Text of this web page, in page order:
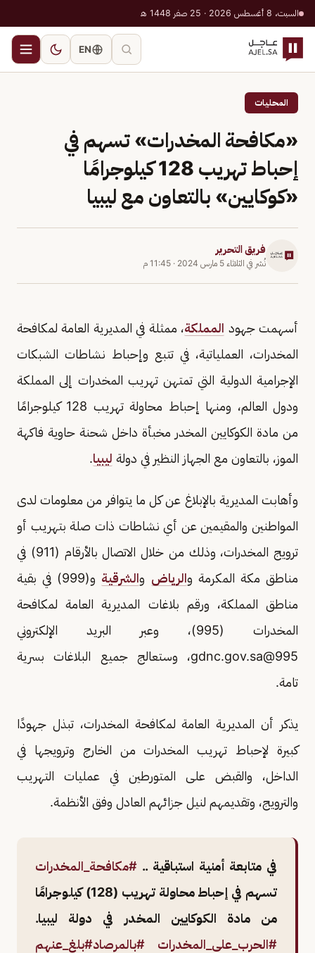
السبت، 8 أغسطس 2026 · 25 صفر 1448 هـ
EN
المحليات
«مكافحة المخدرات» تسهم في
إحباط تهريب 128 كيلوجرامًا
«كوكايين» بالتعاون مع ليبيا
فريق التحرير
نُشر في الثلاثاء 5 مارس 2024 · 11:45 م
أسهمت جهود المملكة، ممثلة في المديرية العامة لمكافحة
المخدرات، العملياتية، في تتبع وإحباط نشاطات الشبكات
الإجرامية الدولية التي تمتهن تهريب المخدرات إلى المملكة
ودول العالم، ومنها إحباط محاولة تهريب 128 كيلوجرامًا
من مادة الكوكايين المخدر مخبأة داخل شحنة حاوية فاكهة
الموز، بالتعاون مع الجهاز النظير في دولة ليبيا.
وأهابت المديرية بالإبلاغ عن كل ما يتوافر من معلومات لدى
المواطنين والمقيمين عن أي نشاطات ذات صلة بتهريب أو
ترويج المخدرات، وذلك من خلال الاتصال بالأرقام (911) في
مناطق مكة المكرمة والرياض والشرقية
و(999) في بقية
مناطق المملكة، ورقم بلاغات المديرية العامة لمكافحة
المخدرات (995)، وعبر البريد الإلكتروني
995@gdnc.gov.sa
، وستعالج جميع البلاغات بسرية
تامة.
يذكر أن المديرية العامة لمكافحة المخدرات، تبذل جهودًا
كبيرة لإحباط تهريب المخدرات من الخارج وترويجها في
الداخل، والقبض على المتورطين في عمليات التهريب
والترويج، وتقديمهم لنيل جزائهم العادل وفق الأنظمة.
في متابعة أمنية استباقية .. #مكافحة_المخدرات
تسهم في إحباط محاولة تهريب (128) كيلوجرامًا
من مادة الكوكايين المخدر في دولة ليبيا.
#الحرب_على_المخدرات
#بالمرصاد#بلغ_عنهم